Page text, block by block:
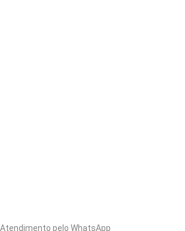
Atendimento pelo WhatsApp